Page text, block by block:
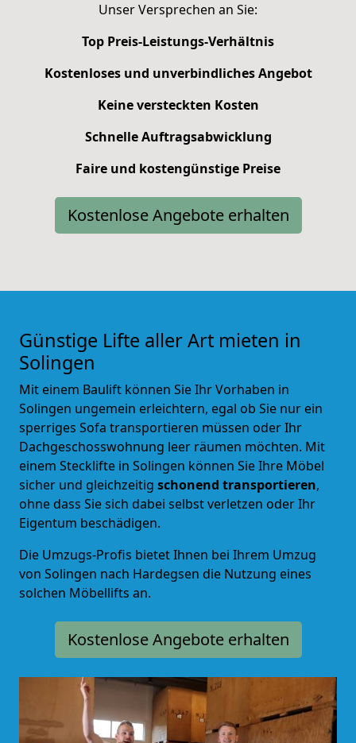
Unser Versprechen an Sie:
Top Preis-Leistungs-Verhältnis
Kostenloses und unverbindliches Angebot
Keine versteckten Kosten
Schnelle Auftragsabwicklung
Faire und kostengünstige Preise
Kostenlose Angebote erhalten
Günstige Lifte aller Art mieten in
Solingen
Mit einem Baulift können Sie Ihr Vorhaben in
Solingen ungemein erleichtern, egal ob Sie nur ein
sperriges Sofa transportieren müssen oder Ihr
Dachgeschosswohnung leer räumen möchten. Mit
einem Stecklifte in Solingen können Sie Ihre Möbel
sicher und gleichzeitig schonend transportieren,
ohne dass Sie sich dabei selbst verletzen oder Ihr
Eigentum beschädigen.
Die Umzugs-Profis bietet Ihnen bei Ihrem Umzug
von Solingen nach Hardegsen die Nutzung eines
solchen Möbellifts an.
Kostenlose Angebote erhalten